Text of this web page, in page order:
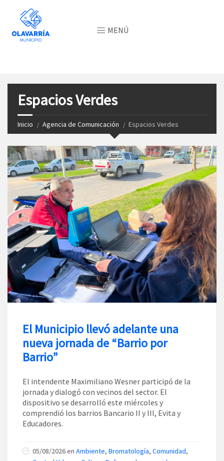
MENÚ
Espacios Verdes
Inicio Agencia de Comunicación Espacios Verdes
El Municipio llevó adelante una
nueva jornada de “Barrio por
Barrio”
El intendente Maximiliano Wesner participó de la
jornada y dialogó con vecinos del sector. El
dispositivo se desarrolló este miércoles y
comprendió los barrios Bancario II y III, Evita y
Educadores.
05/08/2026en Ambiente, Bromatología, Comunidad,